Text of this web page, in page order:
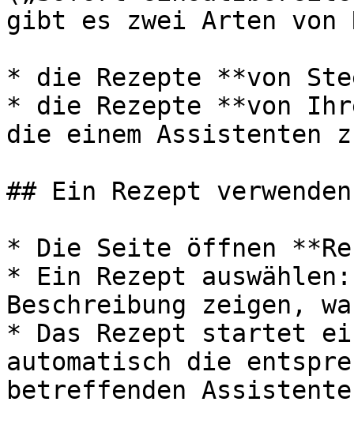
gibt es zwei Arten von
* die Rezepte **von
* die Rezepte **von
die einem Assistenten
## Ein Rezept verwenden
* Die Seite öffnen
* Ein Rezept
Beschreibung zeigen,
* Das Rezept startet
automatisch die
betreffenden